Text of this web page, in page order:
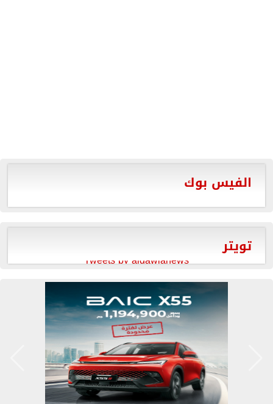
الفيس بوك
تويتر
Tweets by aldawlanews